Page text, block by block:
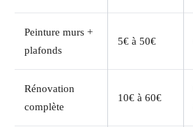
Peinture murs +
plafonds
5€ à 50€
Rénovation
complète
10€ à 60€